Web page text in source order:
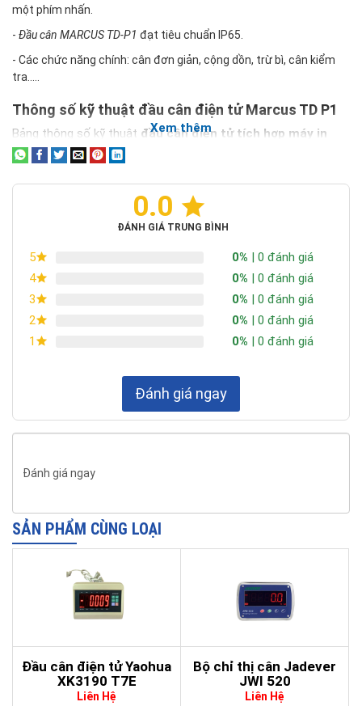
một phím nhấn.
- Đầu cân MARCUS TD-P1 đạt tiêu chuẩn IP65.
- Các chức năng chính: cân đơn giản, cộng dồn, trừ bì, cân kiểm
tra.....
Thông số kỹ thuật đầu cân điện tử Marcus TD P1
Bảng thông số kỹ thuật đầu cân điện tử tích hợp máy in
Marcus TD P1được
đầy đủ nhất.
Màn hình
Đơn vị kg, oz, lb, g
Nguồn 110/220 AC, Pin sạc 6V
-10°C- 40°C
Độ ẩm < 85% RH
Kích thước
Cân trọng lượng, cộng dồn, trừ bì, cân
Xem thêm
0.0
ĐÁNH GIÁ TRUNG BÌNH
5 0% | 0 đánh giá
4
0% | 0 đánh giá
3
0% | 0 đánh giá
2
0% | 0 đánh giá
1
0% | 0 đánh giá
Đánh giá ngay
Đánh giá ngay
SẢN PHẨM CÙNG LOẠI
Đầu cân điện tử Yaohua
XK3190 T7E
Liên Hệ
Bộ chỉ thị cân Jadever
JWI 520
Liên Hệ